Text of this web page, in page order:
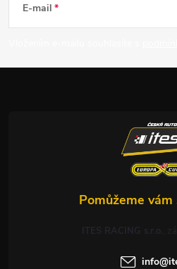
a
E-mail
ITES RACING s.r.o.
info@